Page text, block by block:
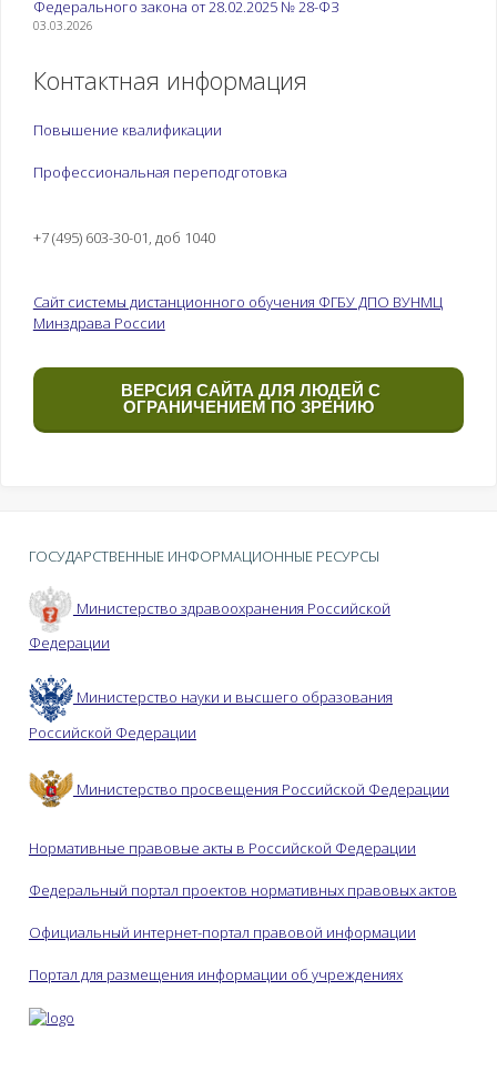
медицинской
контейнеры для
медицинских отходов
практических занятий
документации,
биологического
Федерального закона от 28.02.2025 № 28-ФЗ
03.03.2026
Контактная информация
Повышение квалификации
Профессиональная переподготовка
+7 (495) 603-30-01, доб 1040
Сайт системы дистанционного обучения ФГБУ ДПО ВУНМЦ
Минздрава России
ВЕРСИЯ САЙТА ДЛЯ ЛЮДЕЙ С
ОГРАНИЧЕНИЕМ ПО ЗРЕНИЮ
ГОСУДАРСТВЕННЫЕ ИНФОРМАЦИОННЫЕ РЕСУРСЫ
Министерство здравоохранения Российской
Федерации
Министерство науки и высшего образования
Российской Федерации
Министерство просвещения Российской Федерации
Нормативные правовые акты в Российской Федерации
Федеральный портал проектов нормативных правовых актов
Официальный интернет-портал правовой информации
Портал для размещения информации об учреждениях